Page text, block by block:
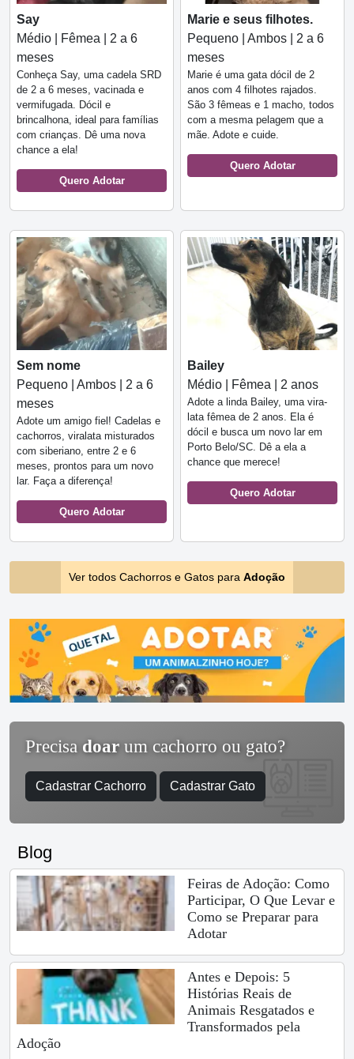
Say
Médio | Fêmea | 2 a 6
meses
Conheça Say, uma cadela SRD
de 2 a 6 meses, vacinada e
vermifugada. Dócil e
brincalhona, ideal para famílias
com crianças. Dê uma nova
chance a ela!
Quero Adotar
Marie e seus filhotes.
Pequeno | Ambos | 2 a 6
meses
Marie é uma gata dócil de 2
anos com 4 filhotes rajados.
São 3 fêmeas e 1 macho, todos
com a mesma pelagem que a
mãe. Adote e cuide.
Quero Adotar
Sem nome
Pequeno | Ambos | 2 a 6
meses
Adote um amigo fiel! Cadelas e
cachorros, viralata misturados
com siberiano, entre 2 e 6
meses, prontos para um novo
lar. Faça a diferença!
Quero Adotar
Bailey
Médio | Fêmea | 2 anos
Adote a linda Bailey, uma vira-
lata fêmea de 2 anos. Ela é
dócil e busca um novo lar em
Porto Belo/SC. Dê a ela a
chance que merece!
Quero Adotar
Ver todos Cachorros e Gatos para Adoção
Precisa doar um cachorro ou gato?
Cadastrar Cachorro Cadastrar Gato
Blog
Feiras de Adoção: Como
Participar, O Que Levar e
Como se Preparar para
Adotar
Antes e Depois: 5
Histórias Reais de
Animais Resgatados e
Transformados pela
Adoção